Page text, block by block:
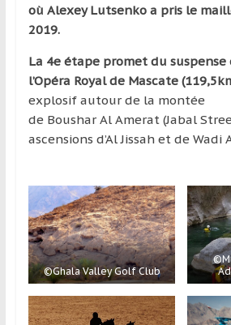
où Alexey Lutsenko a pris le
2019.
La 4e étape promet du
l’Opéra Royal de Mascate
explosif autour de la montée
de Boushar Al Amerat (Jabal
ascensions d’Al Jissah et de Wadi
©Ghala Valley Golf Club